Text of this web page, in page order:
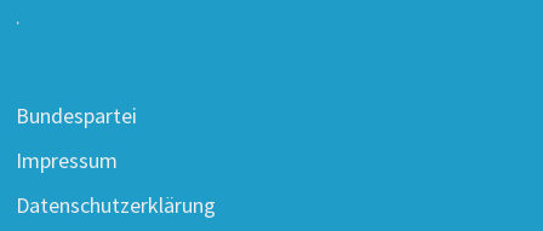
.
Bundespartei
Impressum
Datenschutzerklärung